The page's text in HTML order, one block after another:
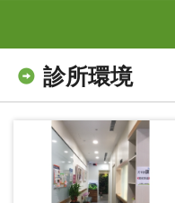
診所環境